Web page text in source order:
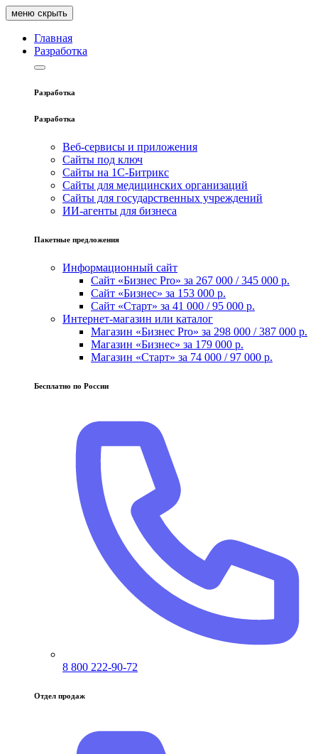
меню скрыть
Главная
Pазработка
Pазработка
Pазработка
Веб-сервисы и приложения
Сайты под ключ
Сайты на 1С-Битрикс
Сайты для медицинских организаций
Сайты для государственных учреждений
ИИ‑агенты для бизнеса
Пакетные предложения
Информационный сайт
Сайт «Бизнес Pro» за 267 000 / 345 000 р.
Сайт «Бизнес» за 153 000 р.
Сайт «Старт» за 41 000 / 95 000 р.
Интернет-магазин или каталог
Магазин «Бизнес Pro» за 298 000 / 387 000 р.
Магазин «Бизнес» за 179 000 р.
Магазин «Старт» за 74 000 / 97 000 р.
Бесплатно по России
8 800 222-90-72
Отдел продаж